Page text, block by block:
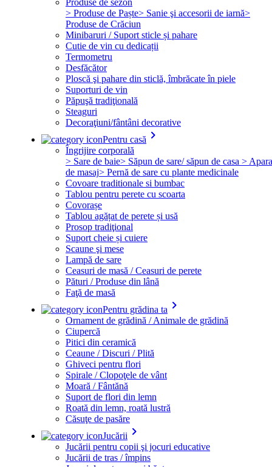
Produse de sezon
> Produse de Paște> Sanie şi accesorii de iarnă>
Produse de Crăciun
Minibaruri / Suport sticle și pahare
Cutie de vin cu dedicații
Termometru
Desfăcător
Ploscă şi pahare din sticlă, îmbrăcate în piele
Suporturi de vin
Păpuşă tradiţională
Steaguri
Decoraţiuni/fântâni decorative
Pentru casă keyboard_arrow_right
Îngrijire corporală
> Sare de baie> Săpun de sare/ săpun de casa >
de masaj> Pernă de sare cu plante medicinale
Covoare traditionale si bumbac
Tablou pentru perete cu scoarta
Covorașe
Tablou agățat de perete și usă
Prosop tradiţional
Suport cheie și cuiere
Scaune şi mese
Lampă de sare
Ceasuri de masă / Ceasuri de perete
Pături / Produse din lână
Faţă de masă
Pentru grădina ta keyboard_arrow_right
Ornament de grădină / Animale de grădină
Ciupercă
Pitici din ceramică
Ceaune / Discuri / Plită
Ghiveci pentru flori
Spirale / Clopoţele de vânt
Moară / Fântănă
Suport de flori din lemn
Roată din lemn, roată lustră
Căsuţe de pasăre
Jucării keyboard_arrow_right
Jucării pentru copii şi jocuri educative
Jucării de tras / împins